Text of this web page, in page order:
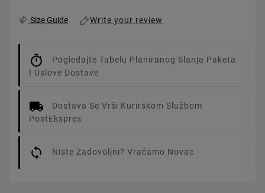
Size Guide Write your review
Pogledajte Tabelu Planiranog Slanja Paketa
I Uslove Dostave
Dostava Se Vrši Kurirskom Službom
PostEkspres
Niste Zadovoljni? Vraćamo Novac